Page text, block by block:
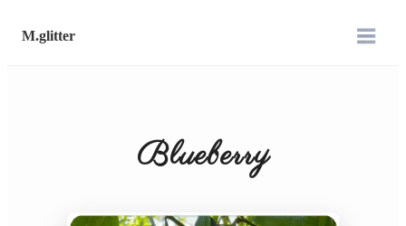
M.glitter
Blueberry